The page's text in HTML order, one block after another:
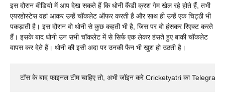
इस दौरान वीडियो में आप देख सकते हैं कि धोनी कैंडी क्रश गेम खेल रहे होते हैं, तभी
एयरहोस्टेस वहां आकर उन्हें चॉकलेट ऑफर करती है और साथ ही उन्हें एक चिट्ठी भी
पकड़ाती है। इस दौरान वो धोनी से कुछ कहती भी है, जिस पर वो हंसकर रिएक्ट करते
हैं। इसके बाद धोनी उन सभी चॉकलेट में से सिर्फ एक लेकर हंसते हुए बाकी चॉकलेट
वापस कर देते हैं। धोनी की इसी अदा पर उनकी फैन भी खुश हो उठती है।
टॉस के बाद फाइनल टीम चाहिए तो, अभी जॉइन करे Cricketyatri का